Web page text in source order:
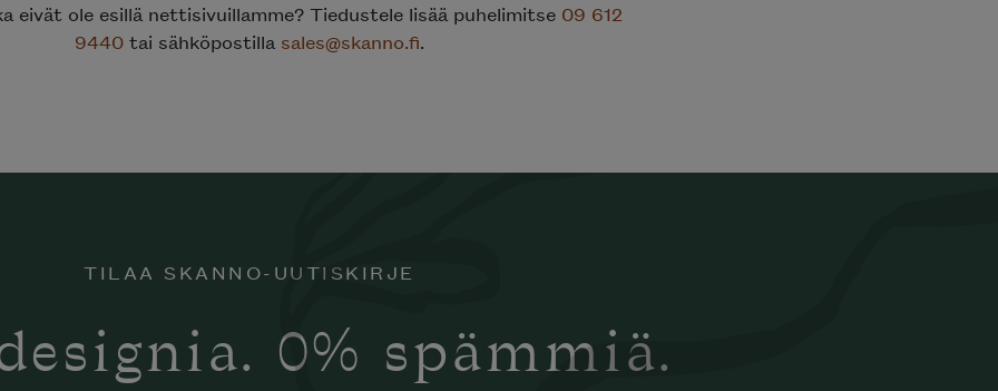
eivät ole esillä nettisivuillamme? Tiedustele lisää puhelimitse 09 612
9440 tai sähköpostilla sales@skanno.fi.
TILAA SKANNO-UUTISKIRJE
0% spämmiä.